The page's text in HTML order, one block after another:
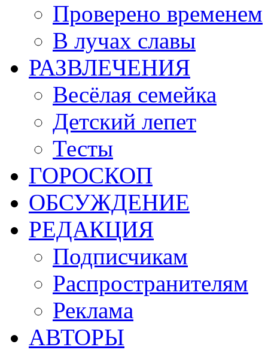
Проверено временем
В лучах славы
РАЗВЛЕЧЕНИЯ
Весёлая семейка
Детский лепет
Тесты
ГОРОСКОП
ОБСУЖДЕНИЕ
РЕДАКЦИЯ
Подписчикам
Распространителям
Реклама
АВТОРЫ